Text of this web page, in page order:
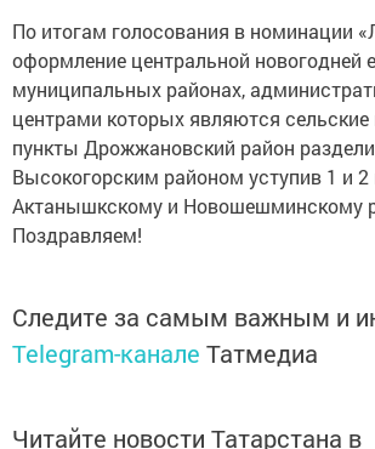
По итогам голосования в номинации
оформление центральной новогодней
муниципальных районах,
центрами которых являются
пункты Дрожжановский район
Высокогорским районом уступив 1 и 2
Актанышкскому и Новошешминскому
Поздравляем!
Следите за самым важным и
Telegram-канале Татмедиа
Читайте новости Татарстана в